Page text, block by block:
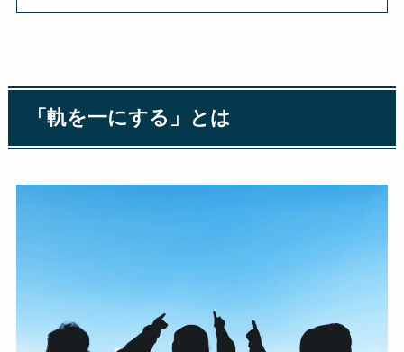
「軌を一にする」とは